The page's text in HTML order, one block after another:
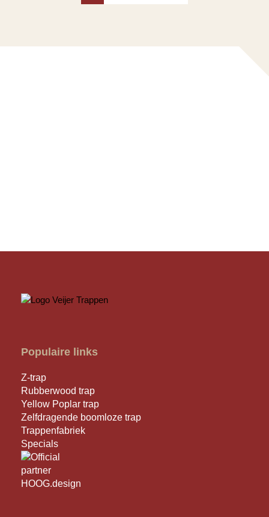
Populaire links
Z-trap
Rubberwood trap
Yellow Poplar trap
Zelfdragende boomloze trap
Trappenfabriek
Specials